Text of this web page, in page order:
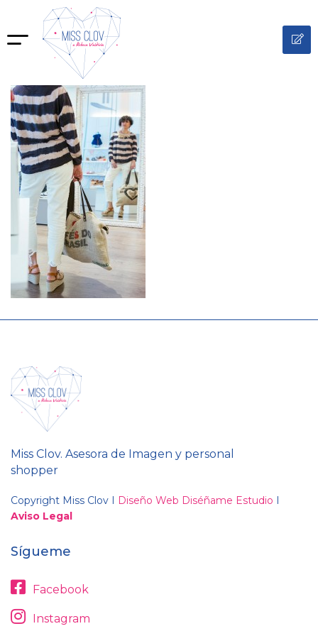
Miss Clov. Asesora de Imagen y personal
shopper
Copyright Miss Clov I Diseño Web Diséñame Estudio I
Aviso Legal
Sígueme
Facebook
Instagram